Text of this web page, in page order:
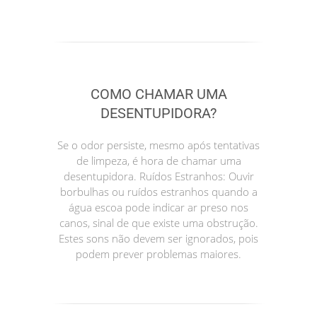
COMO CHAMAR UMA
DESENTUPIDORA?
Se o odor persiste, mesmo após tentativas
de limpeza, é hora de chamar uma
desentupidora. Ruídos Estranhos: Ouvir
borbulhas ou ruídos estranhos quando a
água escoa pode indicar ar preso nos
canos, sinal de que existe uma obstrução.
Estes sons não devem ser ignorados, pois
podem prever problemas maiores.